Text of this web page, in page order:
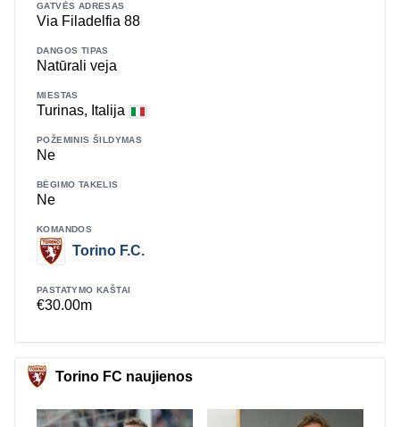
GATVĖS ADRESAS
Via Filadelfia 88
DANGOS TIPAS
Natūrali veja
MIESTAS
Turinas, Italija
POŽEMINIS ŠILDYMAS
Ne
BĖGIMO TAKELIS
Ne
KOMANDOS
Torino F.C.
PASTATYMO KAŠTAI
€30.00m
Torino FC naujienos